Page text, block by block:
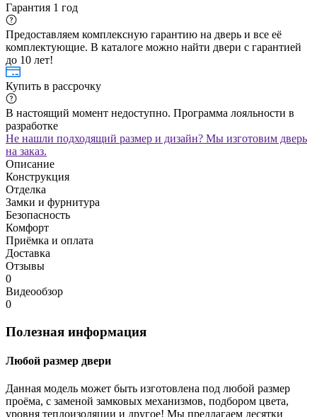
Гарантия 1 год
Предоставляем комплексную гарантию на дверь и все её
комплектующие. В каталоге можно найти двери с гарантией
до 10 лет!
Купить в рассрочку
В настоящий момент недоступно. Программа лояльности в
разработке
Не нашли подходящий размер и дизайн? Мы изготовим дверь
на заказ.
Описание
Конструкция
Отделка
Замки и фурнитура
Безопасность
Комфорт
Приёмка и оплата
Доставка
Отзывы
0
Видеообзор
0
Полезная информация
Любой размер двери
Данная модель может быть изготовлена под любой размер
проёма, с заменой замковых механизмов, подбором цвета,
уровня теплоизоляции и другое! Мы предлагаем десятки